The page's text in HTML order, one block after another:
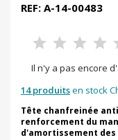
REF: A-14-00483
Il n'y a pas encore
14 produitsen stock
Tête chanfreinée
renforcement du
d'amortissement des